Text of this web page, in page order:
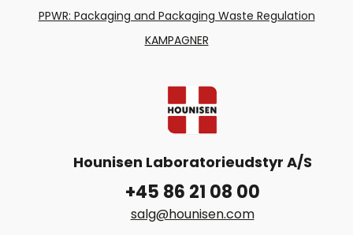
PPWR: Packaging and Packaging Waste Regulation
KAMPAGNER
Hounisen Laboratorieudstyr A/S
+45 86 21 08 00
salg@hounisen.com